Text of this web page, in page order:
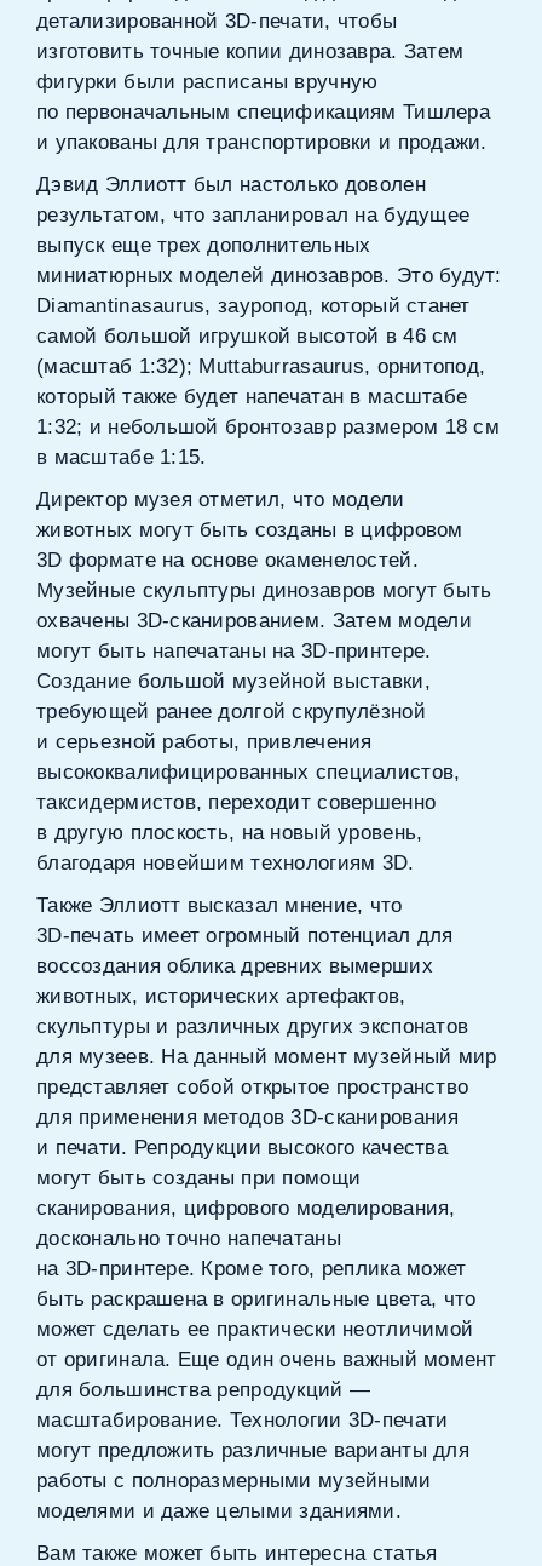
детализированной 3D‑печати, чтобы
изготовить точные копии динозавра. Затем
фигурки были расписаны вручную
по первоначальным спецификациям Тишлера
и упакованы для транспортировки и продажи.
Дэвид Эллиотт был настолько доволен
результатом, что запланировал на будущее
выпуск еще трех дополнительных
миниатюрных моделей динозавров. Это будут:
Diamantinasaurus, зауропод, который станет
самой большой игрушкой высотой в 46 см
(масштаб 1:32); Muttaburrasaurus, орнитопод,
который также будет напечатан в масштабе
1:32; и небольшой бронтозавр размером 18 см
в масштабе 1:15.
Директор музея отметил, что модели
животных могут быть созданы в цифровом
3D формате на основе окаменелостей.
Музейные скульптуры динозавров могут быть
охвачены 3D‑сканированием. Затем модели
могут быть напечатаны на 3D‑принтере.
Создание большой музейной выставки,
требующей ранее долгой скрупулёзной
и серьезной работы, привлечения
высококвалифицированных специалистов,
таксидермистов, переходит совершенно
в другую плоскость, на новый уровень,
благодаря новейшим технологиям 3D.
Также Эллиотт высказал мнение, что
3D‑печать имеет огромный потенциал для
воссоздания облика древних вымерших
животных, исторических артефактов,
скульптуры и различных других экспонатов
для музеев. На данный момент музейный мир
представляет собой открытое пространство
для применения методов 3D‑сканирования
и печати. Репродукции высокого качества
могут быть созданы при помощи
сканирования, цифрового моделирования,
досконально точно напечатаны
на 3D‑принтере. Кроме того, реплика может
быть раскрашена в оригинальные цвета, что
может сделать ее практически неотличимой
от оригинала. Еще один очень важный момент
для большинства репродукций —
масштабирование. Технологии 3D‑печати
могут предложить различные варианты для
работы с полноразмерными музейными
моделями и даже целыми зданиями.
Вам также может быть интересна статья